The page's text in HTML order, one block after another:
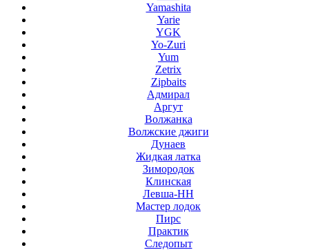
Yamashita
Yarie
YGK
Yo-Zuri
Yum
Zetrix
Zipbaits
Адмирал
Аргут
Волжанка
Волжские джиги
Дунаев
Жидкая латка
Зимородок
Клинская
Левша-НН
Мастер лодок
Пирс
Практик
Следопыт